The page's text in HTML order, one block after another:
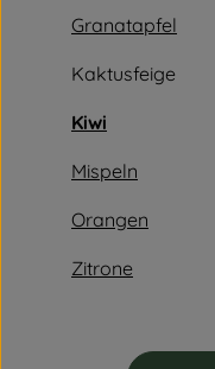
Granatapfel
Kaktusfeige
Kiwi
Mispeln
Orangen
Zitrone